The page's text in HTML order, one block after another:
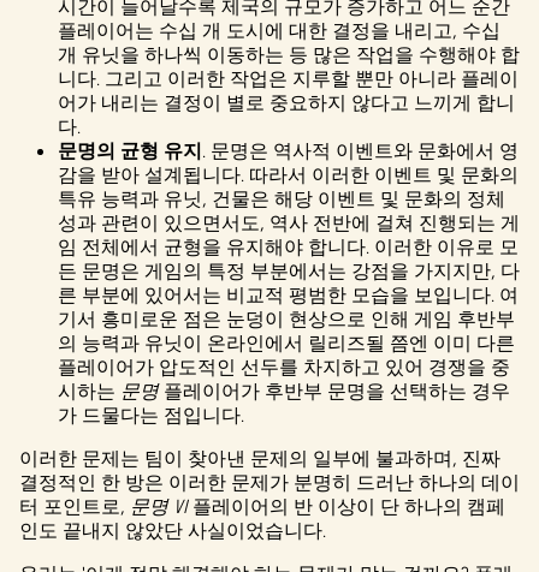
시간이 늘어날수록 제국의 규모가 증가하고 어느 순간
플레이어는 수십 개 도시에 대한 결정을 내리고, 수십
개 유닛을 하나씩 이동하는 등 많은 작업을 수행해야 합
니다. 그리고 이러한 작업은 지루할 뿐만 아니라 플레이
어가 내리는 결정이 별로 중요하지 않다고 느끼게 합니
다.
문명의 균형 유지. 문명은 역사적 이벤트와 문화에서 영
감을 받아 설계됩니다. 따라서 이러한 이벤트 및 문화의
특유 능력과 유닛, 건물은 해당 이벤트 및 문화의 정체
성과 관련이 있으면서도, 역사 전반에 걸쳐 진행되는 게
임 전체에서 균형을 유지해야 합니다. 이러한 이유로 모
든 문명은 게임의 특정 부분에서는 강점을 가지지만, 다
른 부분에 있어서는 비교적 평범한 모습을 보입니다. 여
기서 흥미로운 점은 눈덩이 현상으로 인해 게임 후반부
의 능력과 유닛이 온라인에서 릴리즈될 쯤엔 이미 다른
플레이어가 압도적인 선두를 차지하고 있어 경쟁을 중
시하는 문명플레이어가 후반부 문명을 선택하는 경우
가 드물다는 점입니다.
이러한 문제는 팀이 찾아낸 문제의 일부에 불과하며, 진짜
결정적인 한 방은 이러한 문제가 분명히 드러난 하나의 데이
터 포인트로, 문명 VI플레이어의 반 이상이 단 하나의 캠페
인도 끝내지 않았단 사실이었습니다.